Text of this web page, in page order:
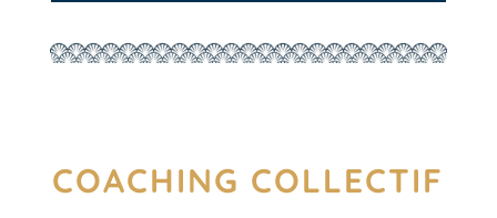
COACHING COLLECTIF